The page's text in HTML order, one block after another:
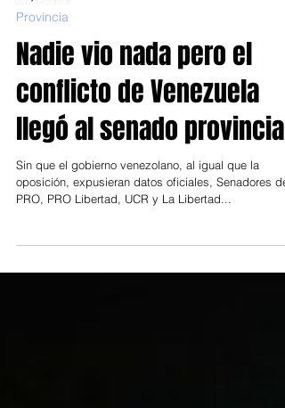
31 jul 2024
Provincia
Nadie vio nada pero el
conflicto de Venezuela
llegó al senado provincial